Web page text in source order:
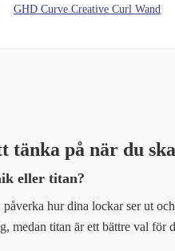
GHD Curve Creative Curl Wand
tänka på när du
eller titan?
hur dina lockar ser ut
medan titan är ett bättre val för